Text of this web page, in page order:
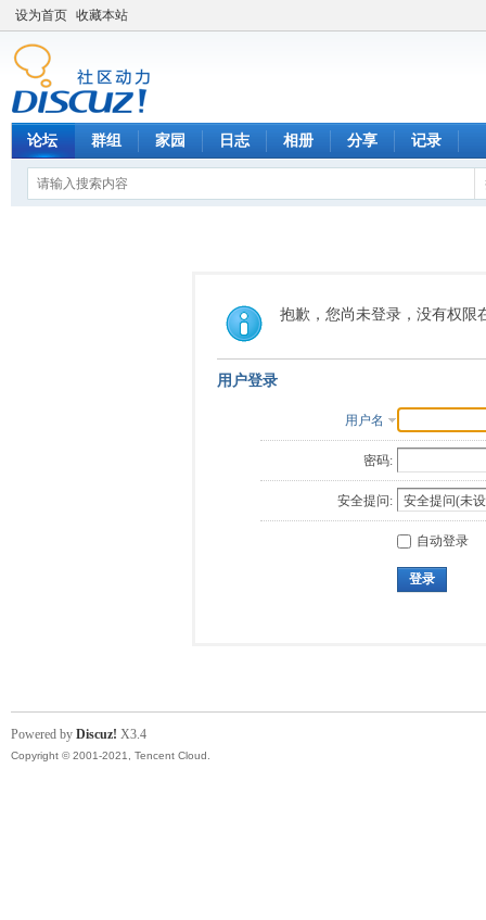
设为首页 收藏本站
论坛 群组 家园 日志 相册 分享 记录
抱歉，您尚未登录，没有权限
用户登录
用户名
密码:
安全提问:
自动登录
登录
Powered by Discuz! X3.4
Copyright © 2001-2021, Tencent Cloud.